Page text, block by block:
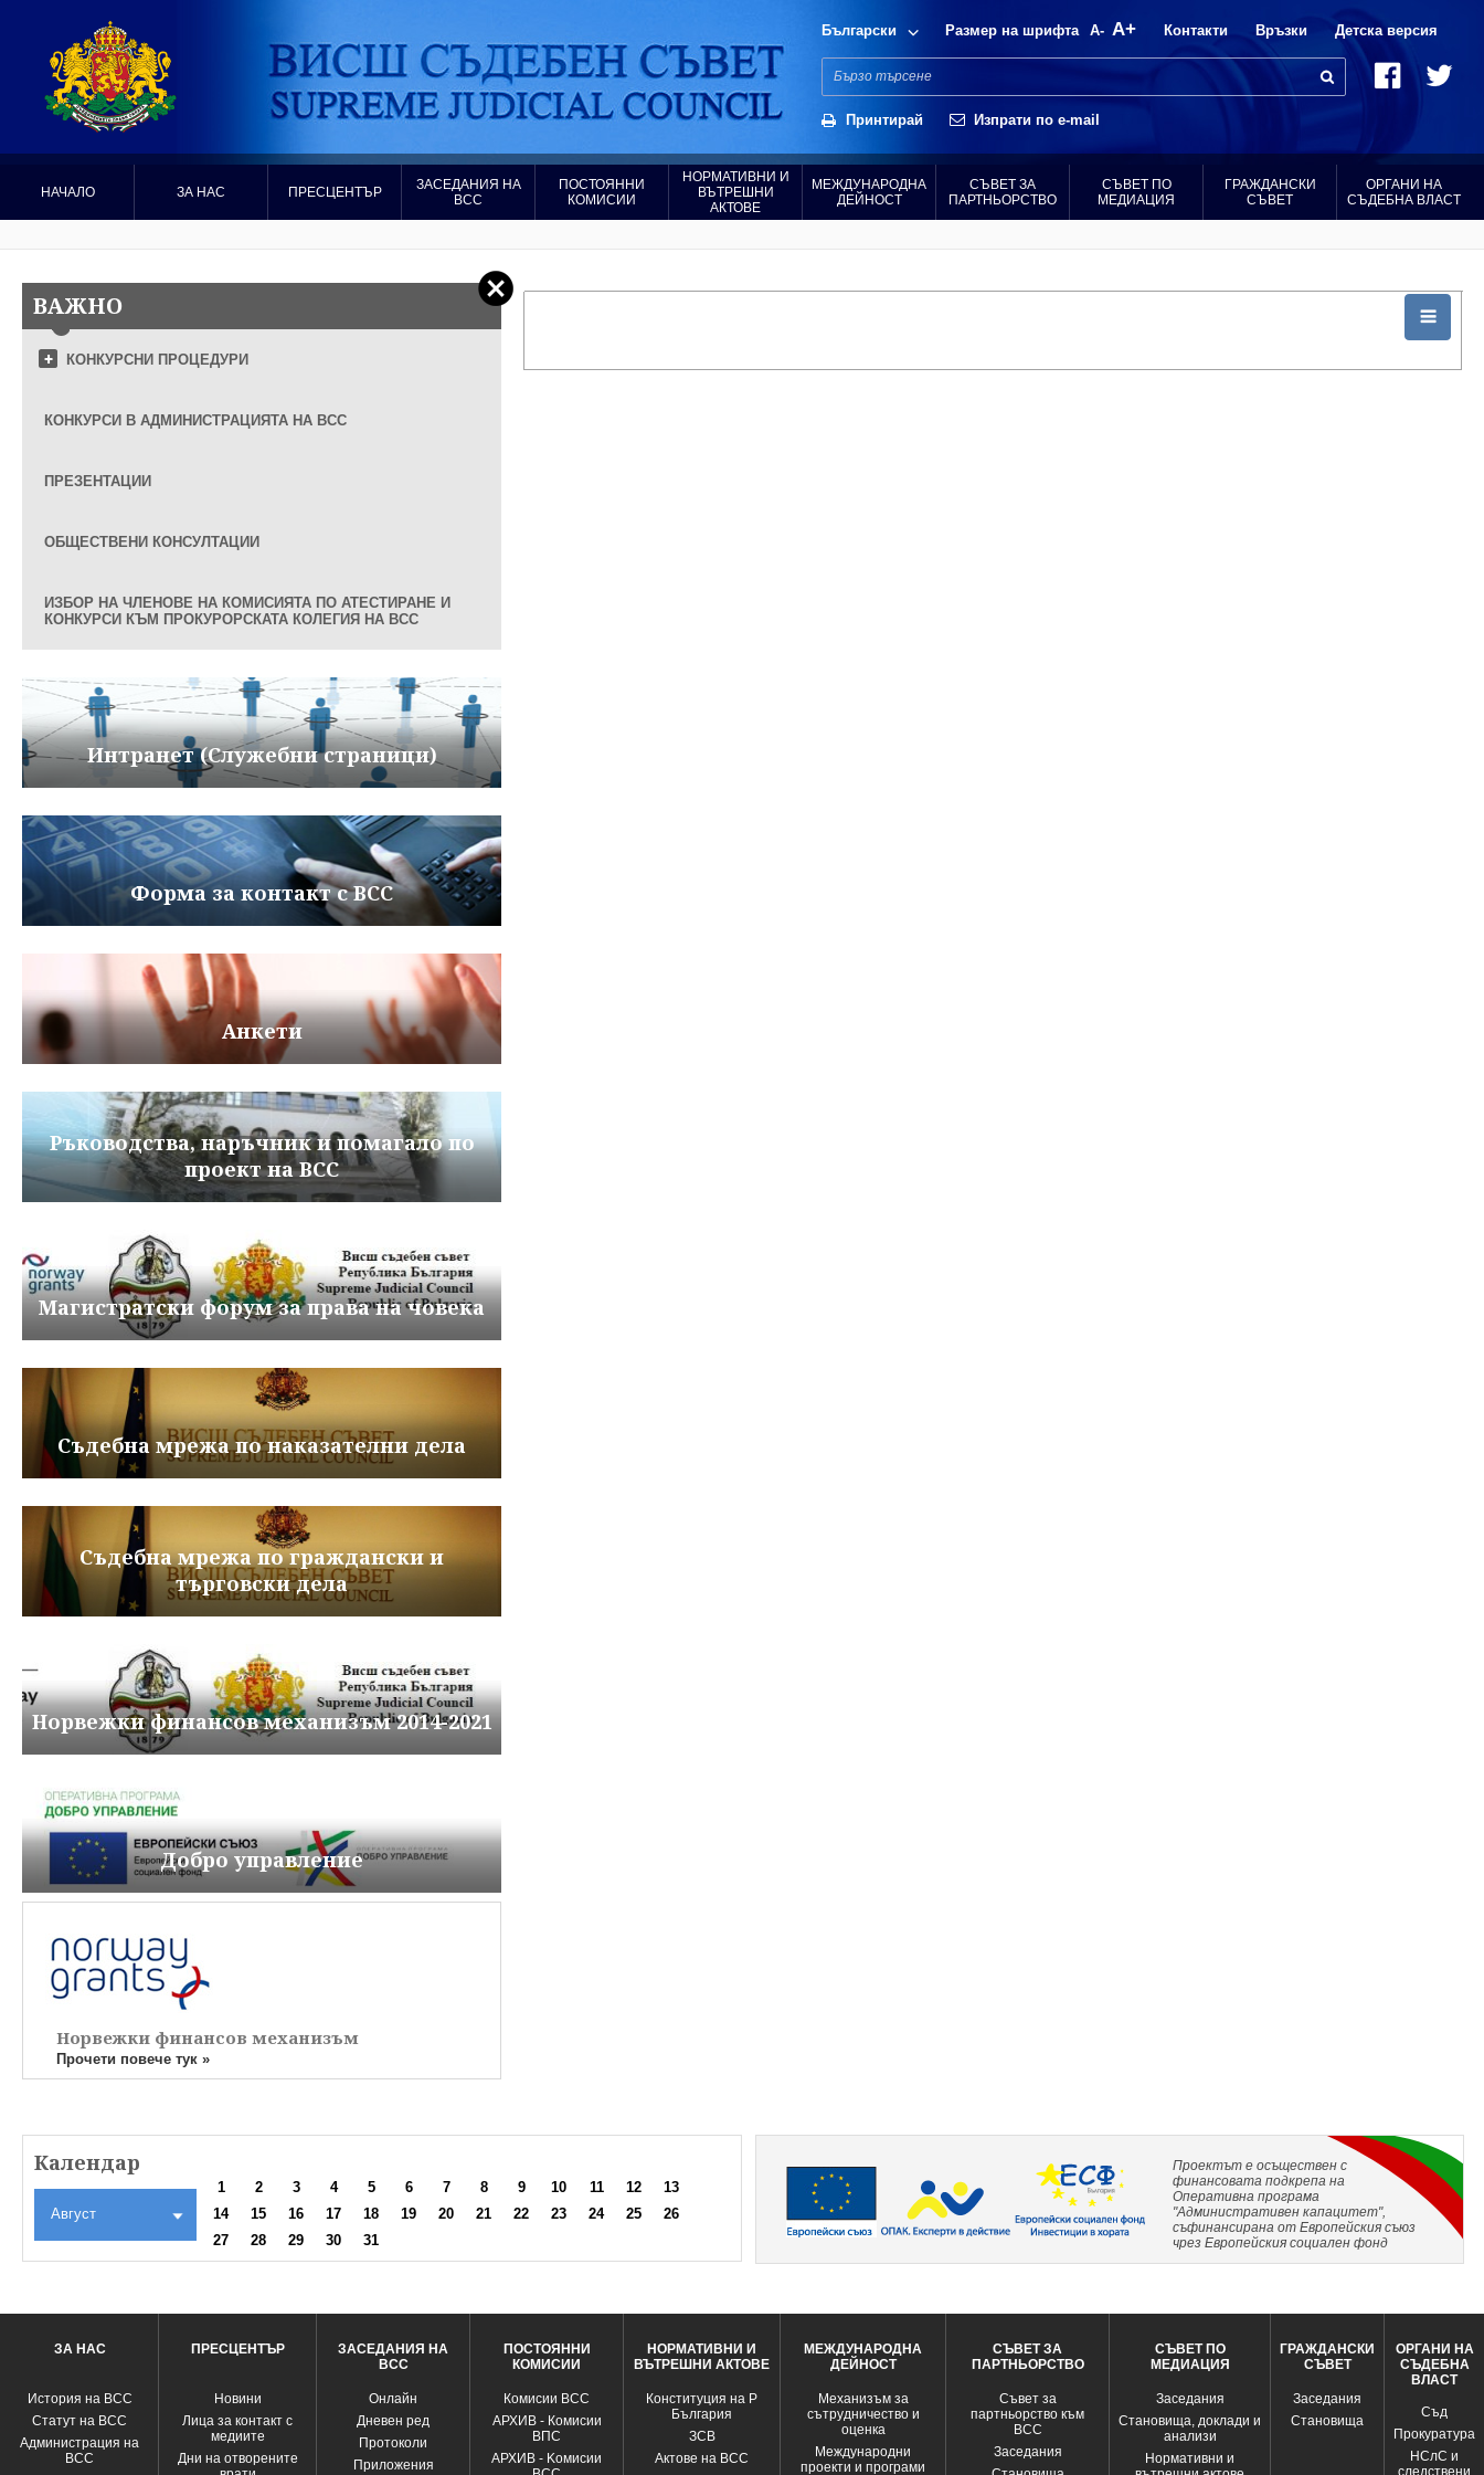
Български Размер на шрифта A- A+ Контакти Връзки Детска версия
Принтирай Изпрати по e-mail
НАЧАЛО ЗА НАС ПРЕСЦЕНТЪР
ЗАСЕДАНИЯ НА
ВСС
ПОСТОЯННИ
КОМИСИИ
НОРМАТИВНИ И
ВЪТРЕШНИ
АКТОВЕ
МЕЖДУНАРОДНА
ДЕЙНОСТ
СЪВЕТ ЗА
ПАРТНЬОРСТВО
СЪВЕТ ПО
МЕДИАЦИЯ
ГРАЖДАНСКИ
СЪВЕТ
ОРГАНИ НА
СЪДЕБНА ВЛАСТ
ВАЖНО
КОНКУРСНИ ПРОЦЕДУРИ
КОНКУРСИ В АДМИНИСТРАЦИЯТА НА ВСС
ПРЕЗЕНТАЦИИ
ОБЩЕСТВЕНИ КОНСУЛТАЦИИ
ИЗБОР НА ЧЛЕНОВЕ НА КОМИСИЯТА ПО АТЕСТИРАНЕ И
КОНКУРСИ КЪМ ПРОКУРОРСКАТА КОЛЕГИЯ НА ВСС
Интранет (Служебни страници)
Форма за контакт с ВСС
Анкети
Ръководства, наръчник и помагало по
проект на ВСС
Магистратски форум за права на човека
Съдебна мрежа по наказателни дела
Съдебна мрежа по граждански и
търговски дела
Норвежки финансов механизъм 2014-2021
Добро управление
Норвежки финансов механизъм
Прочети повече тук »
Календар
Август
1 2 3 4 5 6 7 8 9 10 11 12
13
14
15 16 17 18 19 20 21 22 23 24 25
26
27
28 29 30 31
Проектът е осъществен с
финансовата подкрепа на
Оперативна програма
"Административен капацитет",
съфинансирана от Европейския съюз
чрез Европейския социален фонд
ЗА НАС
История на ВСС
Статут на ВСС
Администрация на
ВСС
ПРЕСЦЕНТЪР
Новини
Лица за контакт с
медиите
Дни на отворените
ЗАСЕДАНИЯ НА
ВСС
Oнлайн
Дневен ред
Протоколи
Приложения
ПОСТОЯННИ
КОМИСИИ
Комисии ВСС
АРХИВ - Комисии
ВПС
АРХИВ - Kомисии
НОРМАТИВНИ И
ВЪТРЕШНИ АКТОВЕ
Конституция на Р
България
ЗСВ
Актове на ВСС
МЕЖДУНАРОДНА
ДЕЙНОСТ
Механизъм за
сътрудничество и
оценка
Международни
проекти и програми
СЪВЕТ ЗА
ПАРТНЬОРСТВО
Съвет за
партньорство към
ВСС
Заседания
СЪВЕТ ПО
МЕДИАЦИЯ
Заседания
Становища, доклади и
анализи
Нормативни и
ГРАЖДАНСКИ
СЪВЕТ
Заседания
Становища
ОРГАНИ НА
СЪДЕБНА
ВЛАСТ
Съд
Прокуратура
НСлС и
следствени